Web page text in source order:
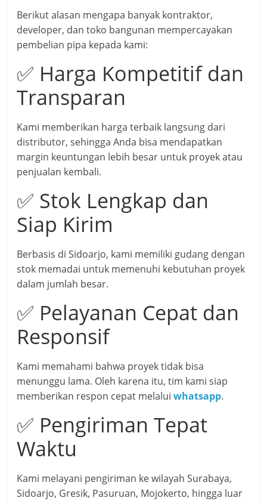
Berikut alasan mengapa banyak kontraktor,
developer, dan toko bangunan mempercayakan
pembelian pipa kepada kami:
✅ Harga Kompetitif dan
Transparan
Kami memberikan harga terbaik langsung dari
distributor, sehingga Anda bisa mendapatkan
margin keuntungan lebih besar untuk proyek atau
penjualan kembali.
✅ Stok Lengkap dan
Siap Kirim
Berbasis di Sidoarjo, kami memiliki gudang dengan
stok memadai untuk memenuhi kebutuhan proyek
dalam jumlah besar.
✅ Pelayanan Cepat dan
Responsif
Kami memahami bahwa proyek tidak bisa
menunggu lama. Oleh karena itu, tim kami siap
memberikan respon cepat melaluiwhatsapp.
✅ Pengiriman Tepat
Waktu
Kami melayani pengiriman ke wilayah Surabaya,
Sidoarjo, Gresik, Pasuruan, Mojokerto, hingga luar